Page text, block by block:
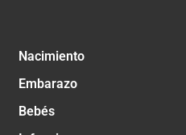
Nacimiento
Embarazo
Bebés